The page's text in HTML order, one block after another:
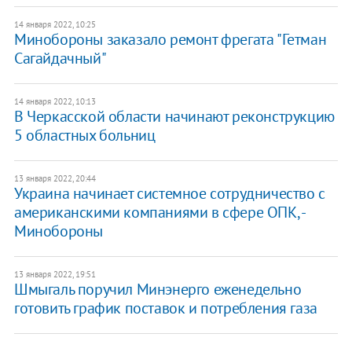
14 января 2022, 10:25
Минобороны заказало ремонт фрегата "Гетман
Сагайдачный"
14 января 2022, 10:13
В Черкасской области начинают реконструкцию
5 областных больниц
13 января 2022, 20:44
Украина начинает системное сотрудничество с
американскими компаниями в сфере ОПК, -
Минобороны
13 января 2022, 19:51
Шмыгаль поручил Минэнерго еженедельно
готовить график поставок и потребления газа